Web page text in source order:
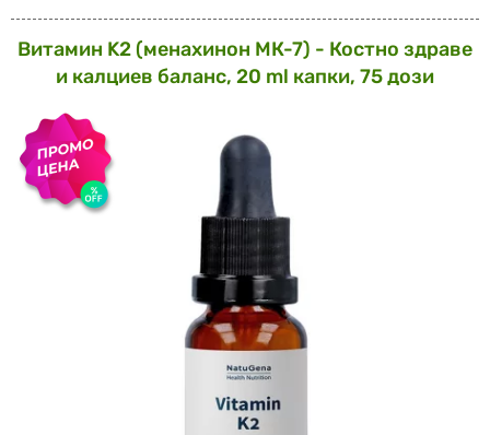
Витамин K2 (менахинон МК-7) - Костно здраве
и калциев баланс, 20 ml капки, 75 дози